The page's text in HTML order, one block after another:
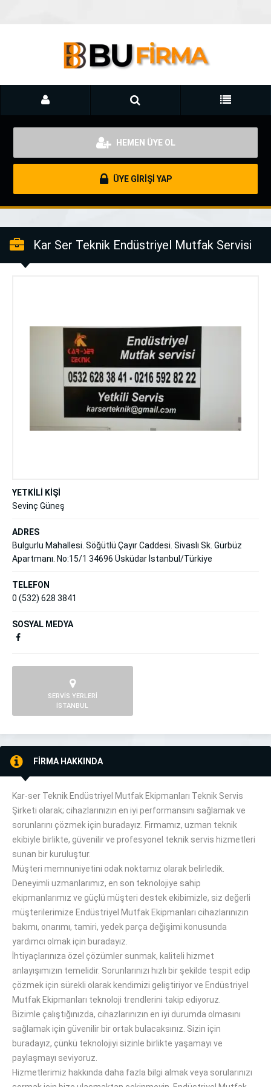
HEMEN ÜYE OL
ÜYE GİRİŞİ YAP
Kar Ser Teknik Endüstriyel Mutfak Servisi
YETKİLİ KİŞİ
Sevinç Güneş
ADRES
Bulgurlu Mahallesi. Söğütlü Çayır Caddesi. Sivaslı Sk. Gürbüz
Apartmanı. No:15/1 34696 Üsküdar İstanbul/Türkiye
TELEFON
0 (532) 628 3841
SOSYAL MEDYA
SERVİS YERLERİ
İSTANBUL
FİRMA HAKKINDA
Kar-ser Teknik Endüstriyel Mutfak Ekipmanları Teknik Servis
Şirketi olarak; cihazlarınızın en iyi performansını sağlamak ve
sorunlarını çözmek için buradayız. Firmamız, uzman teknik
ekibiyle birlikte, güvenilir ve profesyonel teknik servis hizmetleri
sunan bir kuruluştur.
Müşteri memnuniyetini odak noktamız olarak belirledik.
Deneyimli uzmanlarımız, en son teknolojiye sahip
ekipmanlarımız ve güçlü müşteri destek ekibimizle, siz değerli
müşterilerimize Endüstriyel Mutfak Ekipmanları cihazlarınızın
bakımı, onarımı, tamiri, yedek parça değişimi konusunda
yardımcı olmak için buradayız.
İhtiyaçlarınıza özel çözümler sunmak, kaliteli hizmet
anlayışımızın temelidir. Sorunlarınızı hızlı bir şekilde tespit edip
çözmek için sürekli olarak kendimizi geliştiriyor ve Endüstriyel
Mutfak Ekipmanları teknoloji trendlerini takip ediyoruz.
Bizimle çalıştığınızda, cihazlarınızın en iyi durumda olmasını
sağlamak için güvenilir bir ortak bulacaksınız. Sizin için
buradayız, çünkü teknolojiyi sizinle birlikte yaşamayı ve
paylaşmayı seviyoruz.
Hizmetlerimiz hakkında daha fazla bilgi almak veya sorularınızı